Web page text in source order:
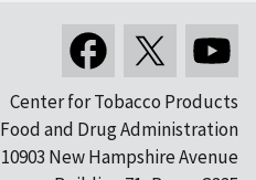
Center for Tobacco Products
Food and Drug Administration
10903 New Hampshire Avenue